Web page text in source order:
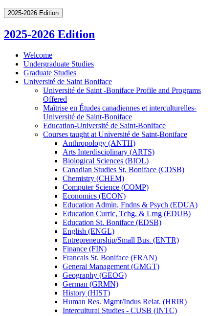
2025-2026 Edition
2025-2026 Edition
Welcome
Undergraduate Studies
Graduate Studies
Université de Saint Boniface
Université de Saint -​Boniface Profile and Programs
Offered
Maîtrise en Études canadiennes et interculturelles-​
Université de Saint-​Boniface
Education-​Université de Saint-​Boniface
Courses taught at Université de Saint-​Boniface
Anthropology (ANTH)
Arts Interdisciplinary (ARTS)
Biological Sciences (BIOL)
Canadian Studies St. Boniface (CDSB)
Chemistry (CHEM)
Computer Science (COMP)
Economics (ECON)
Education Admin, Fndns &​ Psych (EDUA)
Education Curric, Tchg, &​ Lrng (EDUB)
Education St. Boniface (EDSB)
English (ENGL)
Entrepreneurship/​Small Bus. (ENTR)
Finance (FIN)
Francais St. Boniface (FRAN)
General Management (GMGT)
Geography (GEOG)
German (GRMN)
History (HIST)
Human Res. Mgmt/​Indus Relat. (HRIR)
Intercultural Studies -​ CUSB (INTC)